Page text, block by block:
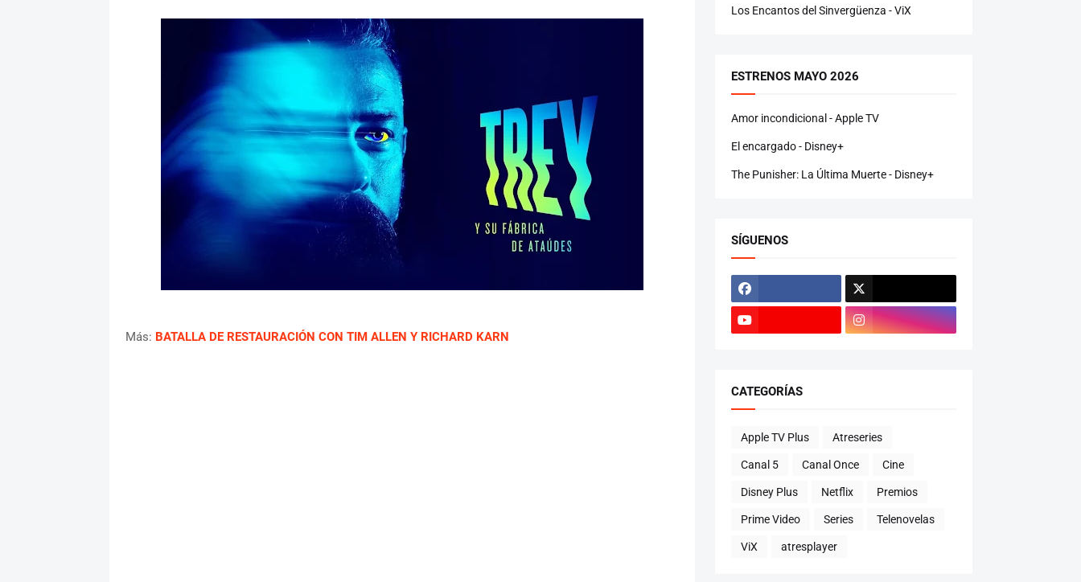
Más: BATALLA DE RESTAURACIÓN CON TIM ALLEN Y RICHARD KARN
Los Encantos del Sinvergüenza - ViX
ESTRENOS MAYO 2026
Amor incondicional - Apple TV
El encargado - Disney+
The Punisher: La Última Muerte - Disney+
SÍGUENOS
CATEGORÍAS
Apple TV Plus Atreseries
Canal 5 Canal Once Cine
Disney Plus Netflix Premios
Prime Video Series Telenovelas
ViX atresplayer